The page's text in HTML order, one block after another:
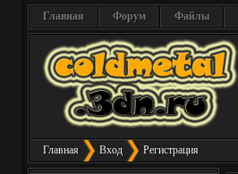
Главная Форум Файлы
Главная Вход Регистрация